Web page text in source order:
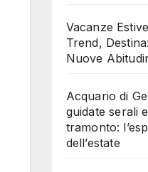
Vacanze
Trend,
Nuove
Acquario di
guidate serali
tramonto:
dell’estate